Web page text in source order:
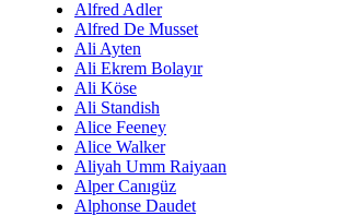
Alfred Adler
Alfred De Musset
Ali Ayten
Ali Ekrem Bolayır
Ali Köse
Ali Standish
Alice Feeney
Alice Walker
Aliyah Umm Raiyaan
Alper Canıgüz
Alphonse Daudet